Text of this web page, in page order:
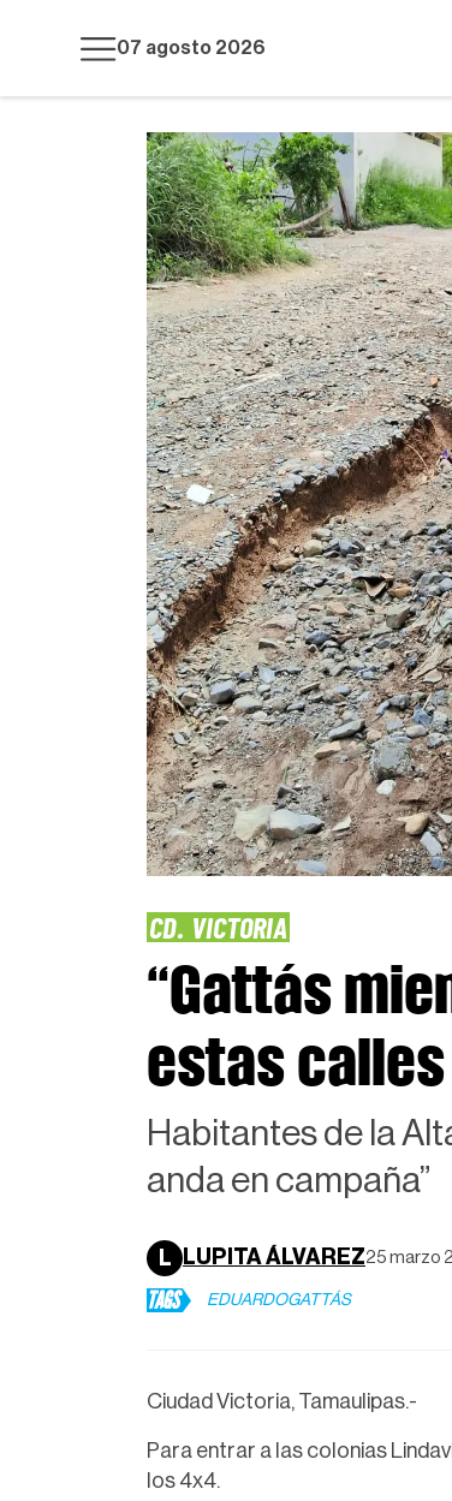
07 agosto 2026
CD. VICTORIA
“Gattás
estas
Habitantes de la
anda en campaña”
L LUPITA ÁLVAREZ25 marzo
TAGS EDUARDOGATTÁS
Ciudad Victoria, Tamaulipas.-
Para entrar a las colonias
los 4x4.